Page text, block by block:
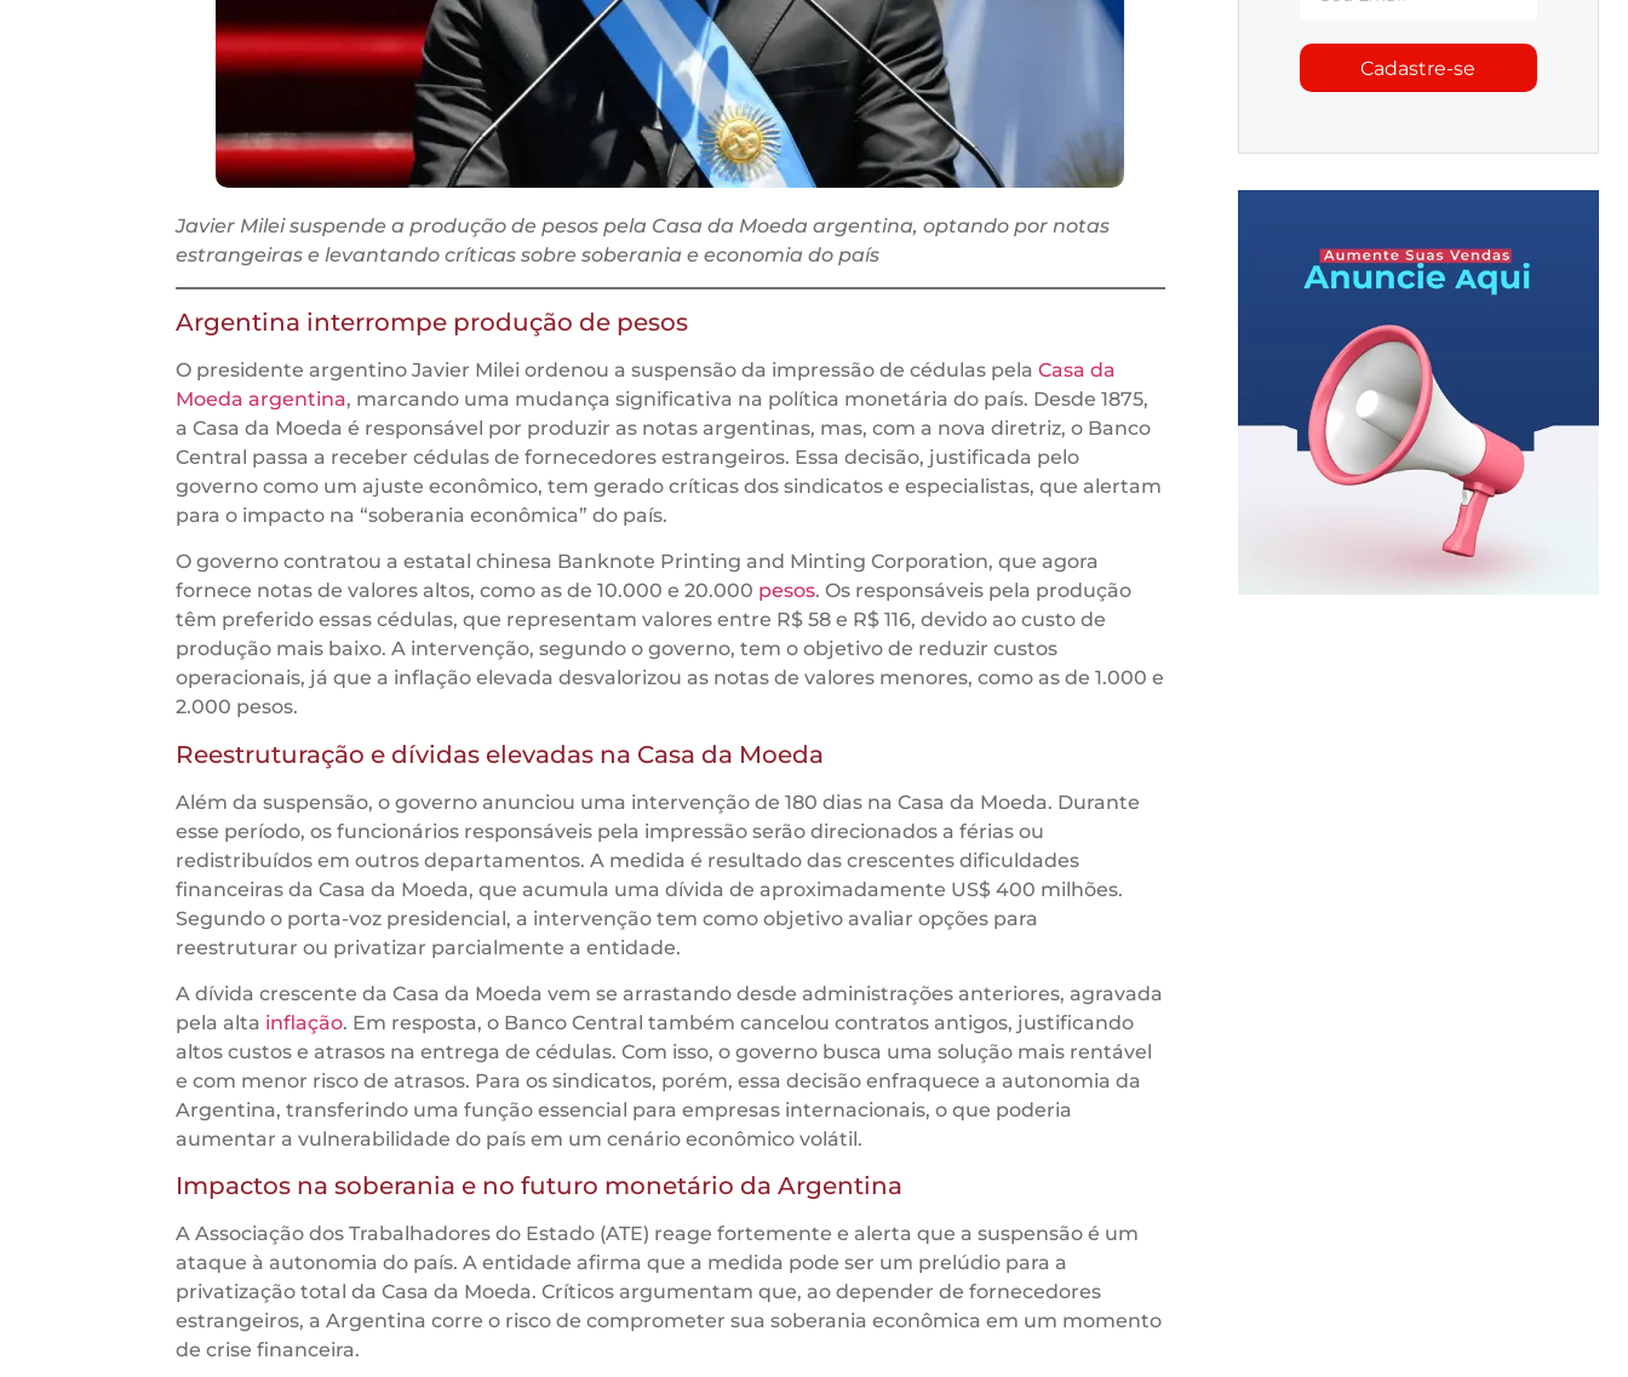
Javier Milei suspende a produção de pesos pela Casa da Moeda argentina, optando por notas
estrangeiras e levantando críticas sobre soberania e economia do país
Argentina interrompe produção de pesos
O presidente argentino Javier Milei ordenou a suspensão da impressão de cédulas pela Casa da
Moeda argentina, marcando uma mudança significativa na política monetária do país. Desde 1875,
a Casa da Moeda é responsável por produzir as notas argentinas, mas, com a nova diretriz, o Banco
Central passa a receber cédulas de fornecedores estrangeiros. Essa decisão, justificada pelo
governo como um ajuste econômico, tem gerado críticas dos sindicatos e especialistas, que alertam
para o impacto na “soberania econômica” do país.
O governo contratou a estatal chinesa Banknote Printing and Minting Corporation, que agora
fornece notas de valores altos, como as de 10.000 e 20.000 pesos. Os responsáveis pela produção
têm preferido essas cédulas, que representam valores entre R$ 58 e R$ 116, devido ao custo de
produção mais baixo. A intervenção, segundo o governo, tem o objetivo de reduzir custos
operacionais, já que a inflação elevada desvalorizou as notas de valores menores, como as de 1.000 e
2.000 pesos.
Reestruturação e dívidas elevadas na Casa da Moeda
Além da suspensão, o governo anunciou uma intervenção de 180 dias na Casa da Moeda. Durante
esse período, os funcionários responsáveis pela impressão serão direcionados a férias ou
redistribuídos em outros departamentos. A medida é resultado das crescentes dificuldades
financeiras da Casa da Moeda, que acumula uma dívida de aproximadamente US$ 400 milhões.
Segundo o porta-voz presidencial, a intervenção tem como objetivo avaliar opções para
reestruturar ou privatizar parcialmente a entidade.
A dívida crescente da Casa da Moeda vem se arrastando desde administrações anteriores, agravada
pela alta inflação. Em resposta, o Banco Central também cancelou contratos antigos, justificando
altos custos e atrasos na entrega de cédulas. Com isso, o governo busca uma solução mais rentável
e com menor risco de atrasos. Para os sindicatos, porém, essa decisão enfraquece a autonomia da
Argentina, transferindo uma função essencial para empresas internacionais, o que poderia
aumentar a vulnerabilidade do país em um cenário econômico volátil.
Impactos na soberania e no futuro monetário da Argentina
A Associação dos Trabalhadores do Estado (ATE) reage fortemente e alerta que a suspensão é um
ataque à autonomia do país. A entidade afirma que a medida pode ser um prelúdio para a
privatização total da Casa da Moeda. Críticos argumentam que, ao depender de fornecedores
estrangeiros, a Argentina corre o risco de comprometer sua soberania econômica em um momento
de crise financeira.
Cadastre-se